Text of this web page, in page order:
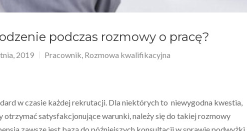
podczas rozmowy o pracę?
2019 Pracownik, Rozmowa kwalifikacyjna
w czasie każdej rekrutacji. Dla niektórych to niewygodna kwestia,
satysfakcjonujące warunki, należy się do takiej rozmowy